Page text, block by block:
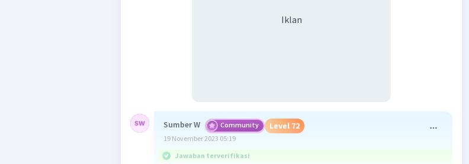
Iklan
Sumber W Community Level 72
19 November 2023 05:19
Jawaban terverifikasi